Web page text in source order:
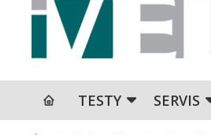
TESTY SERVIS